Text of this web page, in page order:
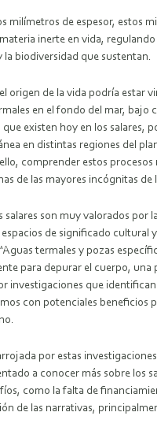
milímetros de espesor, estos
inerte en vida, regulando
la biodiversidad que sustentan.
origen de la vida podría estar
en el fondo del mar, bajo
que existen hoy en los salares,
en distintas regiones del
comprender estos procesos
de las mayores incógnitas de
salares son muy valorados por
espacios de significado cultural
termales y pozas
para depurar el cuerpo, una
investigaciones que identifican
con potenciales beneficios
por estas
a conocer más sobre los
como la falta de
de las narrativas,